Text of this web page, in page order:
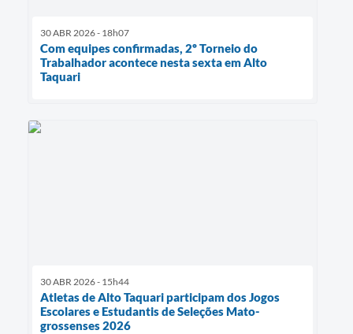
30 ABR 2026 - 18h07
Com equipes confirmadas, 2º Torneio do
Trabalhador acontece nesta sexta em Alto
Taquari
30 ABR 2026 - 15h44
Atletas de Alto Taquari participam dos Jogos
Escolares e Estudantis de Seleções Mato-
grossenses 2026